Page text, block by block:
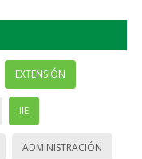
EXTENSIÓN
IIE
ADMINISTRACIÓN